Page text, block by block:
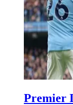
Premier